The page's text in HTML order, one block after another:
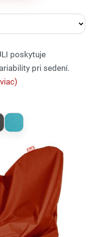
poskytuje
pri sedení.